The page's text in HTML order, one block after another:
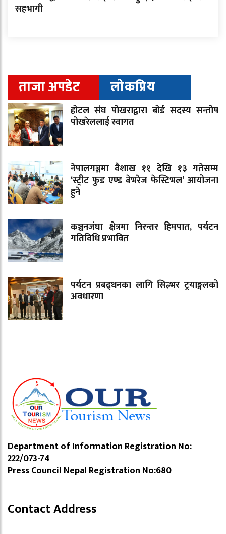
सहभागी
ताजा अपडेट लोकप्रिय
होटल संघ पोखराद्वारा बोर्ड सदस्य सन्तोष
पोखरेललाई स्वागत
नेपालगञ्जमा वैशाख ११ देखि १३ गतेसम्म
‘स्ट्रीट फुड एण्ड बेभरेज फेस्टिभल’ आयोजना
हुने
कञ्चनजंघा क्षेत्रमा निरन्तर हिमपात, पर्यटन
गतिविधि प्रभावित
पर्यटन प्रबद्र्धनका लागि सिल्भर ट्रयाङ्गलको
अवधारणा
Department of Information Registration No:
222/073-74
Press Council Nepal Registration No:680
Contact Address